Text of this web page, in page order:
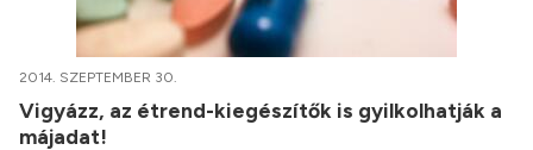
2014. SZEPTEMBER 30.
Vigyázz, az étrend-kiegészítők is gyilkolhatják a
májadat!